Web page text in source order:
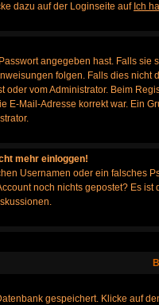
dazu auf der Loginseite auf Ich
angegeben hast. Falls
folgen. Falls dies
vom Administrator. Beim
Mail-Adresse korrekt war. Ein
mehr einloggen!
Usernamen oder ein falsches
noch nichts gepostet? Es
gespeichert. Klicke auf